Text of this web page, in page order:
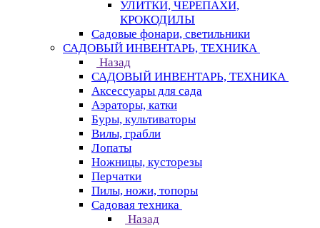
УЛИТКИ, ЧЕРЕПАХИ,
КРОКОДИЛЫ
Садовые фонари, светильники
САДОВЫЙ ИНВЕНТАРЬ, ТЕХНИКА
Назад
САДОВЫЙ ИНВЕНТАРЬ, ТЕХНИКА
Аксессуары для сада
Аэраторы, катки
Буры, культиваторы
Вилы, грабли
Лопаты
Ножницы, кусторезы
Перчатки
Пилы, ножи, топоры
Садовая техника
Назад